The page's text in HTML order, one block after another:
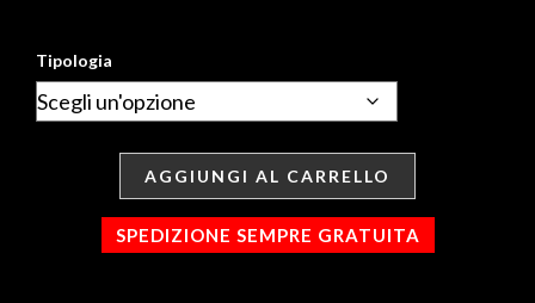
Tipologia
AGGIUNGI AL CARRELLO
SPEDIZIONE SEMPRE GRATUITA